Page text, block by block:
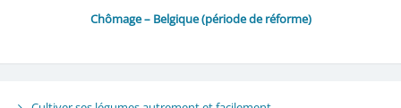
Chômage – Belgique (période de réforme)